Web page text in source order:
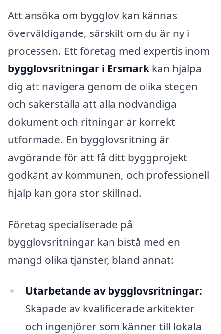
Att ansöka om bygglov kan kännas
överväldigande, särskilt om du är ny i
processen. Ett företag med expertis inom
bygglovsritningar i Ersmark kan hjälpa
dig att navigera genom de olika stegen
och säkerställa att alla nödvändiga
dokument och ritningar är korrekt
utformade. En bygglovsritning är
avgörande för att få ditt byggprojekt
godkänt av kommunen, och professionell
hjälp kan göra stor skillnad.
Företag specialiserade på
bygglovsritningar kan bistå med en
mängd olika tjänster, bland annat:
Utarbetande av bygglovsritningar:
Skapade av kvalificerade arkitekter
och ingenjörer som känner till lokala